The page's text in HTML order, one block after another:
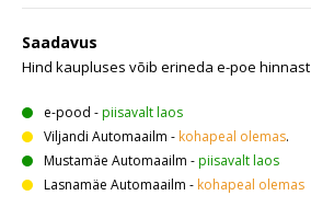
Saadavus
Hind kaupluses võib erineda e-poe hinnast
e-pood -piisavalt laos
Viljandi Automaailm - kohapeal olemas.
Mustamäe Automaailm -piisavalt laos
Lasnamäe Automaailm - kohapeal olemas